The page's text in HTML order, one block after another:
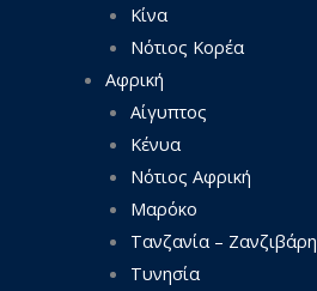
Κίνα
Νότιος Κορέα
Αφρική
Αίγυπτος
Κένυα
Νότιος Αφρική
Μαρόκο
Τανζανία – Ζανζιβάρη
Τυνησία